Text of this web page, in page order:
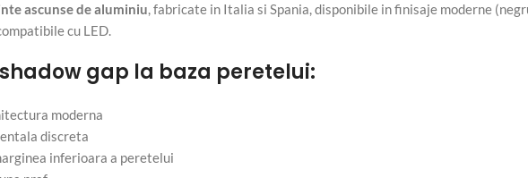
ascunse de aluminiu, fabricate in Italia si Spania, disponibile in finisaje moderne
cu LED.
gap la baza peretelui:
moderna
discreta
inferioara a peretelui